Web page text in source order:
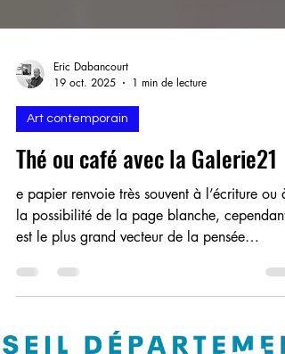
Eric Dabancourt
19 oct. 2025
1 min de lecture
Art contemporain
Thé ou café avec la Galerie21
e papier renvoie très souvent à l’écriture ou à
la possibilité de la page blanche, cependant
traverse le temps et ranime les mémoires - L E S
A N G D U P A P I E R [GALERIE21 Toulouse]